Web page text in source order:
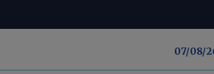
07/08/